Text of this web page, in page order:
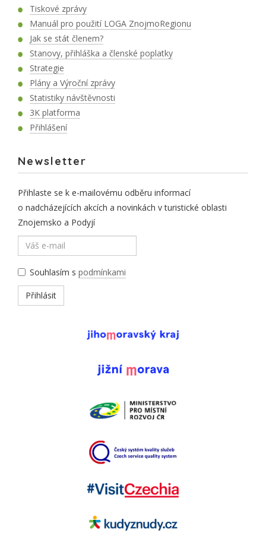
Tiskové zprávy
Manuál pro použití LOGA ZnojmoRegionu
Jak se stát členem?
Stanovy, přihláška a členské poplatky
Strategie
Plány a Výroční zprávy
Statistiky návštěvnosti
3K platforma
Přihlášení
Newsletter
Přihlaste se k e-mailovému odběru informací
o nadcházejících akcích a novinkách v turistické oblasti
Znojemsko a Podyjí
Souhlasím s podmínkami
Přihlásit